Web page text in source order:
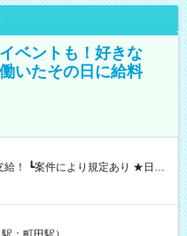
ベントも！好きな
いたその日に給料
その日に現金GET♪ お仕事後はコ
す！ 【試用期間】試